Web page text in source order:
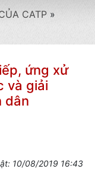
CATP »
ứng xử
và giải
dân
10/08/2019 16:43